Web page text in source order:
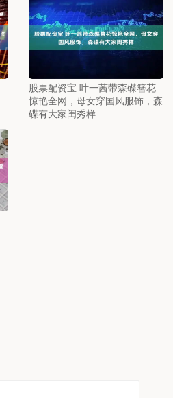
股票配资宝 叶一茜带森碟簪花
惊艳全网，母女穿国风服饰，森
碟有大家闺秀样